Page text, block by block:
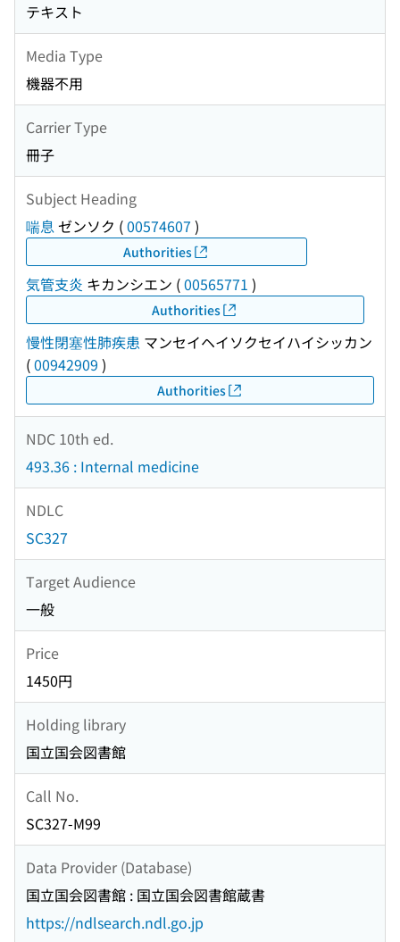
テキスト
Media Type
機器不用
Carrier Type
冊子
Subject Heading
喘息ゼンソク (00574607 )
Authorities
気管支炎 キカンシエン (00565771 )
Authorities
慢性閉塞性肺疾患 マンセイヘイソクセイハイシッカン
(00942909 )
Authorities
NDC 10th ed.
493.36 : Internal medicine
NDLC
SC327
Target Audience
一般
Price
1450円
Holding library
国立国会図書館
Call No.
SC327-M99
Data Provider (Database)
国立国会図書館 : 国立国会図書館蔵書
https://ndlsearch.ndl.go.jp